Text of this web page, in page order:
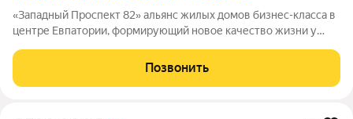
«Западный Проспект 82» альянс жилых домов бизнес-класса в
центре Евпатории, формирующий новое качество жизни у
городской среды и курортного образа жизни: здесь можно
работать, развиваться и отдыхать,
Позвонить